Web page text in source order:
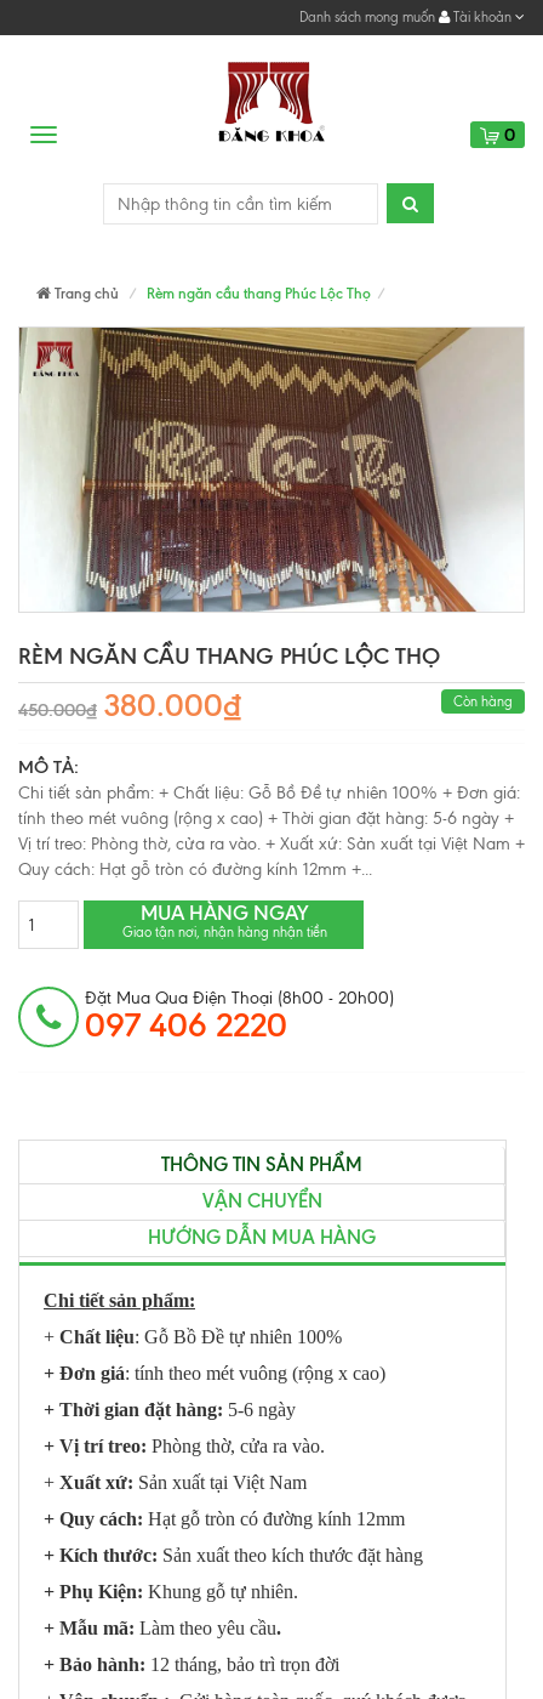
Danh sách mong muốn Tài khoản
Menu 0
Trang chủ Rèm ngăn cầu thang Phúc Lộc Thọ
RÈM NGĂN CẦU THANG PHÚC LỘC THỌ
450.000₫ 380.000₫ Còn hàng
MÔ TẢ:
Chi tiết sản phẩm: + Chất liệu: Gỗ Bồ Đề tự nhiên 100% + Đơn giá:
tính theo mét vuông (rộng x cao) + Thời gian đặt hàng: 5-6 ngày +
Vị trí treo: Phòng thờ, cửa ra vào. + Xuất xứ: Sản xuất tại Việt Nam +
Quy cách: Hạt gỗ tròn có đường kính 12mm +...
MUA HÀNG NGAY
Giao tận nơi, nhận hàng nhận tiền
Đặt Mua Qua Điện Thoại (8h00 - 20h00)
097 406 2220
THÔNG TIN SẢN PHẨM
VẬN CHUYỂN
HƯỚNG DẪN MUA HÀNG
Chi tiết sản phẩm:
+ Chất liệu: Gỗ Bồ Đề tự nhiên 100%
+ Đơn giá: tính theo mét vuông (rộng x cao)
+ Thời gian đặt hàng: 5-6 ngày
+ Vị trí treo: Phòng thờ, cửa ra vào.
+ Xuất xứ: Sản xuất tại Việt Nam
+ Quy cách: Hạt gỗ tròn có đường kính 12mm
+ Kích thước: Sản xuất theo kích thước đặt hàng
+ Phụ Kiện: Khung gỗ tự nhiên.
+ Mẫu mã: Làm theo yêu cầu.
+ Bảo hành: 12 tháng, bảo trì trọn đời